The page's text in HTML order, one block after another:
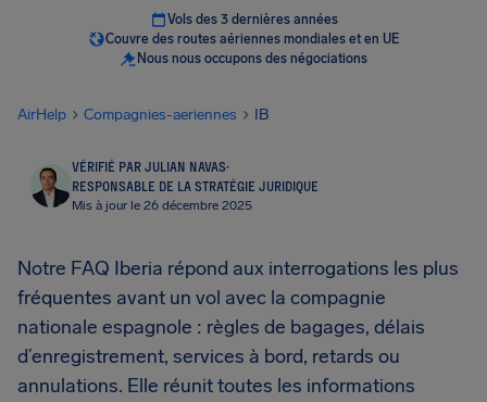
Vols des 3 dernières années
Couvre des routes aériennes mondiales et en UE
Nous nous occupons des négociations
AirHelp Compagnies-aeriennes IB
VÉRIFIÉ PAR JULIAN NAVAS·
RESPONSABLE DE LA STRATÉGIE JURIDIQUE
Mis à jour le 26 décembre 2025
Notre FAQ Iberia répond aux interrogations les plus
fréquentes avant un vol avec la compagnie
nationale espagnole : règles de bagages, délais
d’enregistrement, services à bord, retards ou
annulations. Elle réunit toutes les informations